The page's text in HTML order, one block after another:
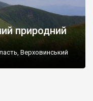
природний
Верховинський